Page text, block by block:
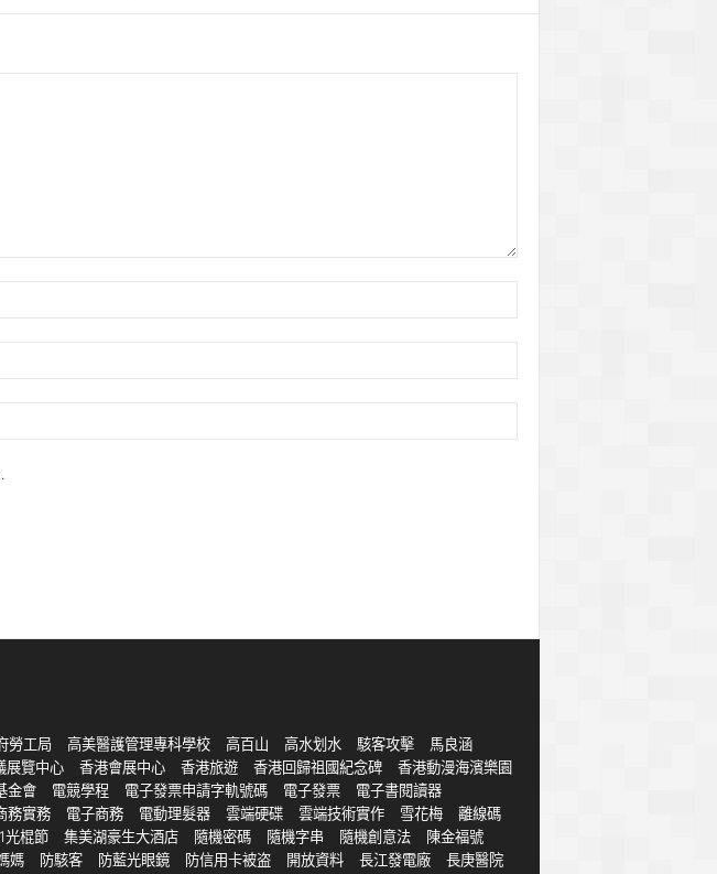
勞工局 高美醫護管理專科學校 高百山 高水划水 駭客攻擊
馬良涵
展覽中心 香港會展中心 香港旅遊 香港回歸祖國紀念碑
香港動漫海濱樂園
金會 電競學程 電子發票申請字軌號碼 電子發票
電子書閱讀器
務實務 電子商務 電動理髮器 雲端硬碟 雲端技術實作 雪花梅
離線碼
光棍節 集美湖豪生大酒店 隨機密碼 隨機字串 隨機創意法
陳金福號
媽 防駭客 防藍光眼鏡 防信用卡被盗 開放資料 長江發電廠 長庚醫院